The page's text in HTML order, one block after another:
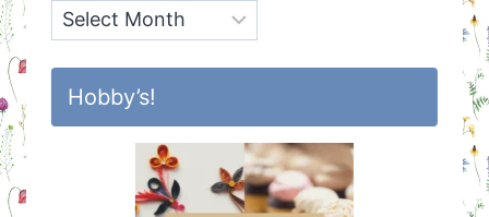
Archief
Hobby’s!